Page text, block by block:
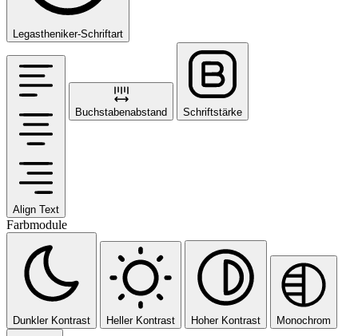
Legastheniker-Schriftart
Align Text
Buchstabenabstand Schriftstärke
Farbmodule
Dunkler Kontrast Heller Kontrast Hoher Kontrast Monochrom